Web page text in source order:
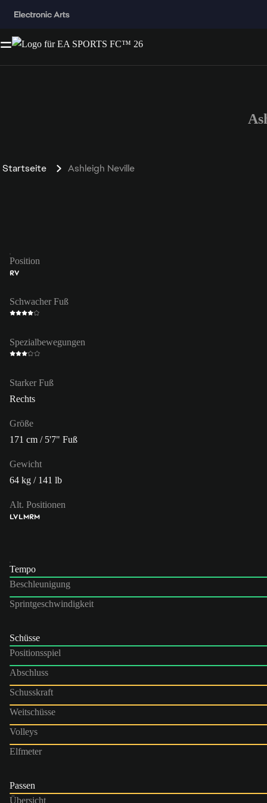
Startseite Ashleigh Neville
Position
RV
Schwacher Fuß
Spezialbewegungen
Starker Fuß
Rechts
Größe
171 cm / 5'7" Fuß
Gewicht
64 kg / 141 lb
Alt. Positionen
LVLMRM
Tempo
Beschleunigung
Sprintgeschwindigkeit
Schüsse
Positionsspiel
Abschluss
Schusskraft
Weitschüsse
Volleys
Elfmeter
Passen
Übersicht